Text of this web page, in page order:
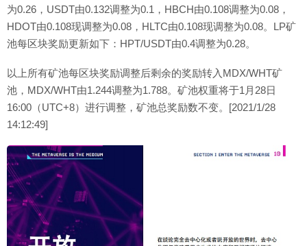
为0.26，USDT由0.132调整为0.1，HBCH由0.108调整为0.08，
HDOT由0.108现调整为0.08，HLTC由0.108现调整为0.08。LP矿
池每区块奖励更新如下：HPT/USDT由0.4调整为0.28。
以上所有矿池每区块奖励调整后剩余的奖励转入MDX/WHT矿
池，MDX/WHT由1.244调整为1.788。矿池权重将于1月28日
16:00（UTC+8）进行调整，矿池总奖励数不变。[2021/1/28
14:12:49]